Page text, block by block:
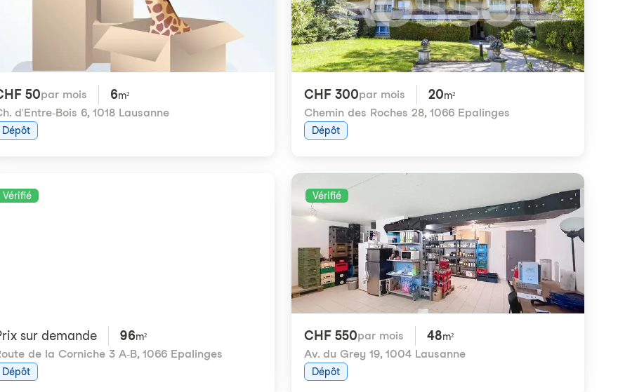
50par mois 6m²
d'Entre-Bois 6, 1018 Lausanne
Dépôt
CHF 300par mois 20m²
Chemin des Roches 28, 1066 Epalinges
Dépôt
Vérifié
​​sur demande 96m²
de la Corniche 3 A-B, 1066 Epalinges
Dépôt
Vérifié
CHF 550par mois 48m²
Av. du Grey 19, 1004 Lausanne
Dépôt